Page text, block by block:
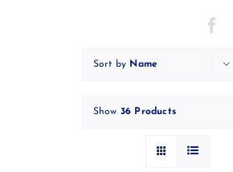
Sort by Name
Show 36 Products